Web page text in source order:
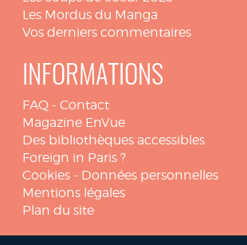
Les Mordus du Manga
Vos derniers commentaires
INFORMATIONS
FAQ - Contact
Magazine EnVue
Des bibliothèques accessibles
Foreign in Paris ?
Cookies - Données personnelles
Mentions légales
Plan du site